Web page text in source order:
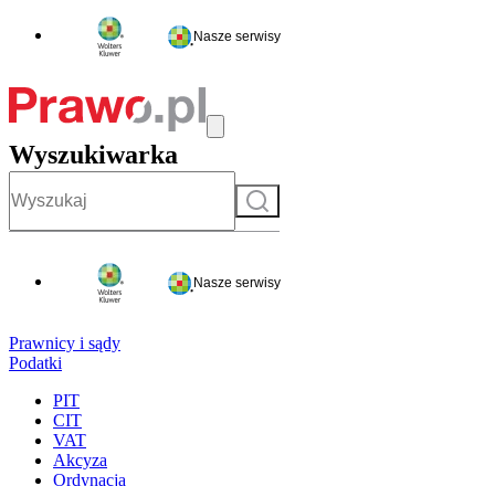
Nasze serwisy
Wyszukiwarka
Szukaj
Nasze serwisy
Prawnicy i sądy
Podatki
PIT
CIT
VAT
Akcyza
Ordynacja